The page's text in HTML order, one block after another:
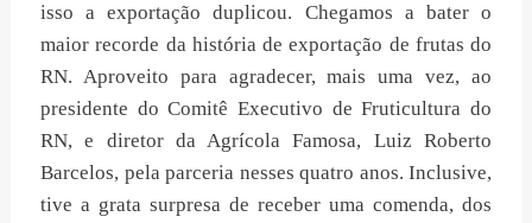
isso a exportação duplicou. Chegamos a bater o
maior recorde da história de exportação de frutas do
RN. Aproveito para agradecer, mais uma vez, ao
presidente do Comitê Executivo de Fruticultura do
RN, e diretor da Agrícola Famosa, Luiz Roberto
Barcelos, pela parceria nesses quatro anos. Inclusive,
tive a grata surpresa de receber uma comenda, dos